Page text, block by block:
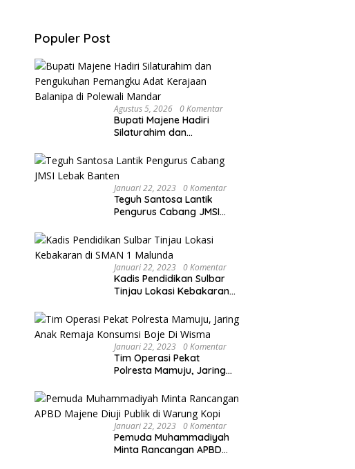
Populer Post
Agustus 5, 2026 0 Komentar
Bupati Majene Hadiri
Silaturahim dan
Adat Kerajaan Balanipa di
Polewali Mandar
Januari 22, 2023 0 Komentar
Teguh Santosa Lantik
Pengurus Cabang JMSI
Januari 22, 2023 0 Komentar
Kadis Pendidikan Sulbar
Tinjau Lokasi Kebakaran
Januari 22, 2023 0 Komentar
Tim Operasi Pekat
Polresta Mamuju, Jaring
Boje Di Wisma
Januari 22, 2023 0 Komentar
Pemuda Muhammadiyah
Minta Rancangan APBD